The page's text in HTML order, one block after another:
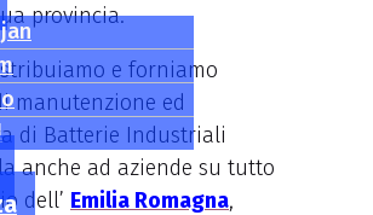
provincia.
e forniamo
manutenzione ed
di Batterie Industriali
anche ad aziende su tutto
dell’ Emilia Romagna,